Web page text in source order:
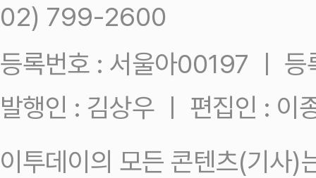
02) 799-2600
등록번호 : 서울아00197 ㅣ
발행인 : 김상우 ㅣ 편집인 : 이
이투데이의 모든 콘텐츠(기사)